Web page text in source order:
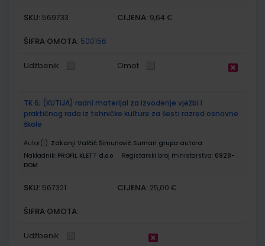
SKU: 569733 CIJENA: 9,64 €
ŠIFRA OMOTA: 500156
Udžbenik Omot
TK 6; (KUTIJA) radni materijal za izvođenje vježbi i
praktičnog rada iz tehničke kulture za šesti razred osnovne
škole
Autor(i): Zakanji Valčić Šimunović Suman grupa autora
Nakladnik: PROFIL KLETT d.o.o. Registarski broj ministarstva: 6928-
DOM
SKU: 567321 CIJENA: 25,00 €
ŠIFRA OMOTA:
Udžbenik